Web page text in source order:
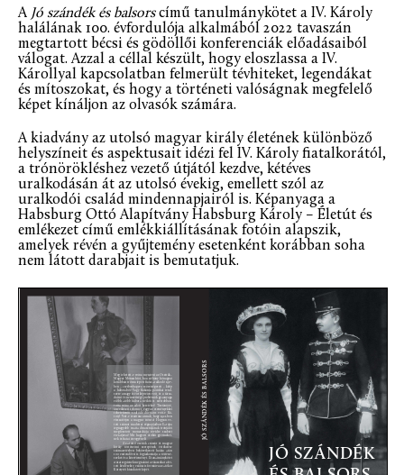
A Jó szándék és balsorscímű tanulmánykötet a IV. Károly
halálának 100. évfordulója alkalmából 2022 tavaszán
megtartott bécsi és gödöllői konferenciák előadásaiból
válogat. Azzal a céllal készült, hogy eloszlassa a IV.
Károllyal kapcsolatban felmerült tévhiteket, legendákat
és mítoszokat, és hogy a történeti valóságnak megfelelő
képet kínáljon az olvasók számára.
A kiadvány az utolsó magyar király életének különböző
helyszíneit és aspektusait idézi fel IV. Károly fiatalkorától,
a trónörökléshez vezető útjától kezdve, kétéves
uralkodásán át az utolsó évekig, emellett szól az
uralkodói család mindennapjairól is. Képanyaga a
Habsburg Ottó Alapítvány Habsburg Károly – Életút és
emlékezet című emlékkiállításának fotóin alapszik,
amelyek révén a gyűjtemény esetenként korábban soha
nem látott darabjait is bemutatjuk.